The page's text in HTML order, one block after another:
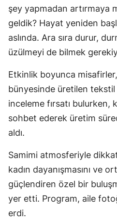
şey yapmadan artırmaya
geldik? Hayat yeniden
aslında. Ara sıra durur,
üzülmeyi de bilmek
Etkinlik boyunca
bünyesinde üretilen
inceleme fırsatı bulurken,
sohbet ederek üretim
aldı.
Samimi atmosferiyle
kadın dayanışmasını ve
güçlendiren özel bir
yer etti. Program, aile
erdi.